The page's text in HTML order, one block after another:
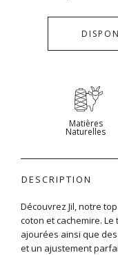
Matières
Naturelles
DESCRIPTION
Découvrez Jil, notre
coton et cachemire.
ajourées ainsi que
et un ajustement